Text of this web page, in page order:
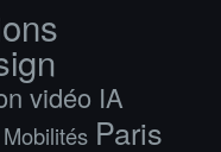
vidéo IA
Mobilités Paris